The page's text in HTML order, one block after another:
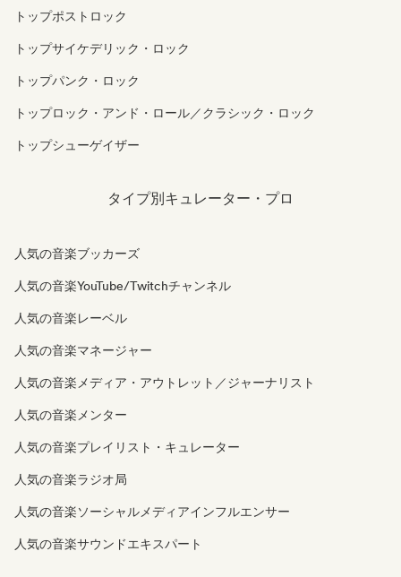
トップポストロック
トップサイケデリック・ロック
トップパンク・ロック
トップロック・アンド・ロール／クラシック・ロック
トップシューゲイザー
タイプ別キュレーター・プロ
人気の音楽ブッカーズ
人気の音楽YouTube/Twitchチャンネル
人気の音楽レーベル
人気の音楽マネージャー
人気の音楽メディア・アウトレット／ジャーナリスト
人気の音楽メンター
人気の音楽プレイリスト・キュレーター
人気の音楽ラジオ局
人気の音楽ソーシャルメディアインフルエンサー
人気の音楽サウンドエキスパート